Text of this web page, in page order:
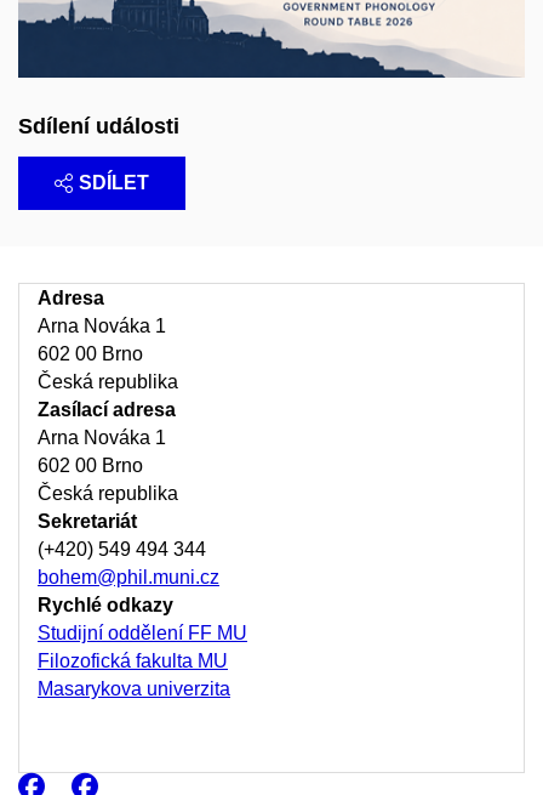
Sdílení události
SDÍLET
Adresa
Arna Nováka 1
602 00 Brno
Česká republika
Zasílací adresa
Arna Nováka 1
602 00 Brno
Česká republika
Sekretariát
(+420) 549 494 344
bohem@phil.muni.cz
Rychlé odkazy
Studijní oddělení FF MU
Filozofická fakulta MU
Masarykova univerzita
Facebook
Facebook